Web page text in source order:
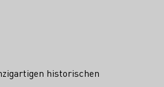
historischen